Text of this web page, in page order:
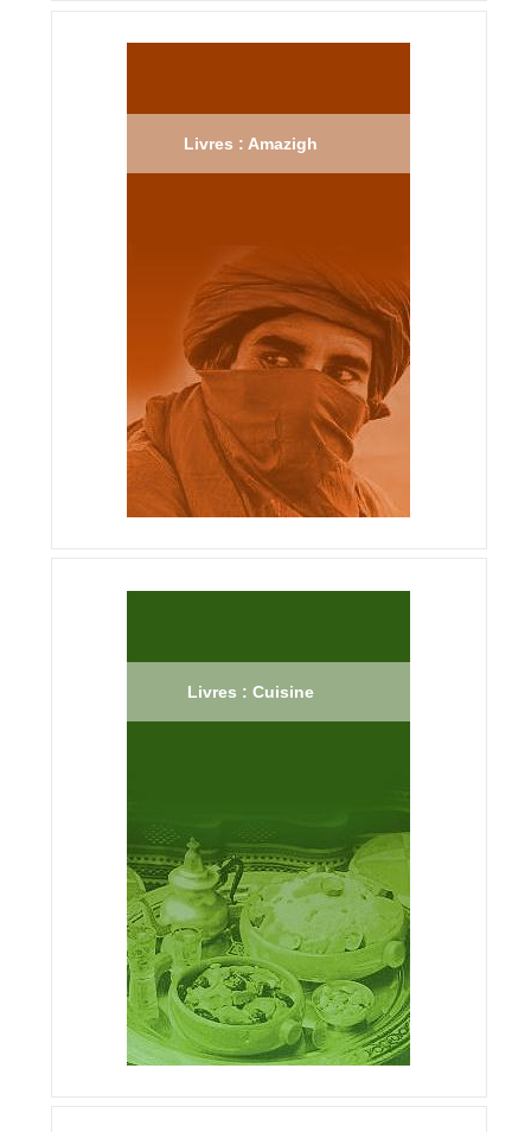
Livres : Amazigh
Livres : Cuisine